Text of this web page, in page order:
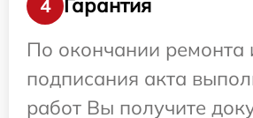
4
Гарантия
По окончании ремонта
подписания акта
работ Вы получите